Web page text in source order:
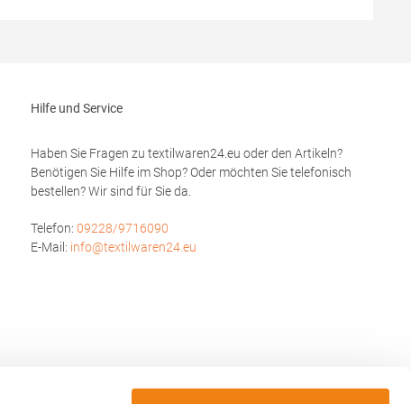
Hilfe und Service
Haben Sie Fragen zu textilwaren24.eu oder den Artikeln?
Benötigen Sie Hilfe im Shop? Oder möchten Sie telefonisch
bestellen? Wir sind für Sie da.
Telefon: 09228/9716090
E-Mail: info@textilwaren24.eu